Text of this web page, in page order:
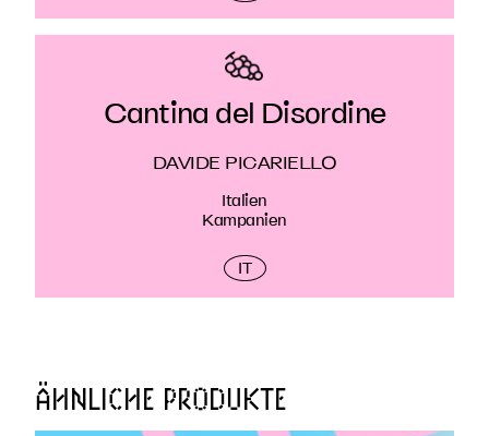
Cantina del Disordine
DAVIDE PICARIELLO
Italien
Kampanien
IT
ÄHNLICHE PRODUKTE